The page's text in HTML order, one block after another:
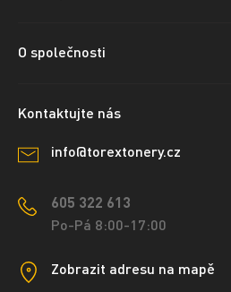
O společnosti
Kontaktujte nás
info@torextonery.cz
605 322 613
Po-Pá 8:00-17:00
Zobrazit adresu na mapě